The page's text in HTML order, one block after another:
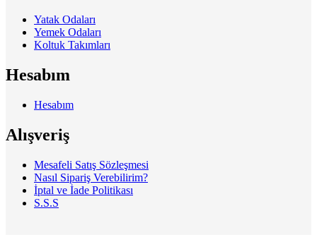
Yatak Odaları
Yemek Odaları
Koltuk Takımları
Hesabım
Hesabım
Alışveriş
Mesafeli Satış Sözleşmesi
Nasıl Sipariş Verebilirim?
İptal ve İade Politikası
S.S.S